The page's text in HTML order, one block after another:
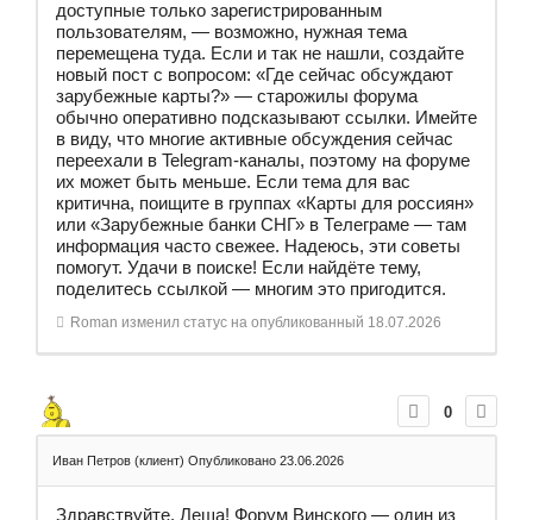
доступные только зарегистрированным
пользователям, — возможно, нужная тема
перемещена туда. Если и так не нашли, создайте
новый пост с вопросом: «Где сейчас обсуждают
зарубежные карты?» — старожилы форума
обычно оперативно подсказывают ссылки. Имейте
в виду, что многие активные обсуждения сейчас
переехали в Telegram-каналы, поэтому на форуме
их может быть меньше. Если тема для вас
критична, поищите в группах «Карты для россиян»
или «Зарубежные банки СНГ» в Телеграме — там
информация часто свежее. Надеюсь, эти советы
помогут. Удачи в поиске! Если найдёте тему,
поделитесь ссылкой — многим это пригодится.
Roman изменил статус на опубликованный 18.07.2026
0
Иван Петров (клиент) Опубликовано 23.06.2026
Здравствуйте, Леша! Форум Винского — один из